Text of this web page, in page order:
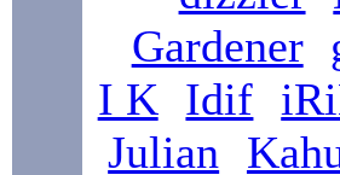
Gardener
I K Idif
Julian